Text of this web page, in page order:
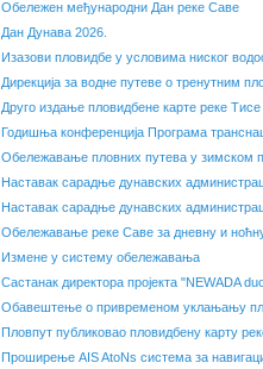
Обележен међународни Дан реке Саве
Дан Дунава 2026.
Изазови пловидбе у условима ниског
Дирекција за водне путеве о тренутним
Друго издање пловидбене карте реке
Годишња конференција Програма
Обележавање пловних путева у зимском
Наставак сарадње дунавских
Наставак сарадње дунавских
Обележавање реке Саве за дневну и
Измене у систему обележавања
Састанак директора пројекта "NEWADA
Обавештење о привременом уклањању
Пловпут публиковао пловидбену карту
Проширење AIS AtoNs система за